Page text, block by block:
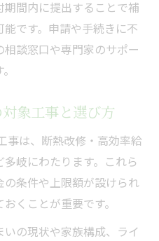
間内に提出することで補
です。申請や手続きに不
談窓口や専門家のサポー
象工事と選び方
事は、断熱改修・高効率給
岐にわたります。これら
条件や上限額が設けられ
くことが重要です。
の現状や家族構成、ライ